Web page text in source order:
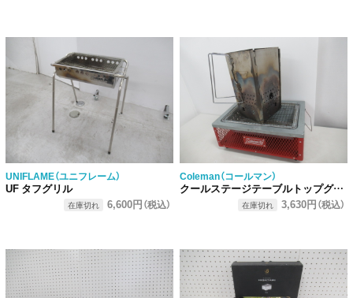
UNIFLAME（ユニフレーム）
UF タフグリル
在庫切れ 6,600円（税込）
Coleman（コールマン）
クールステージテーブルトップグリル セット
在庫切れ 3,630円（税込）